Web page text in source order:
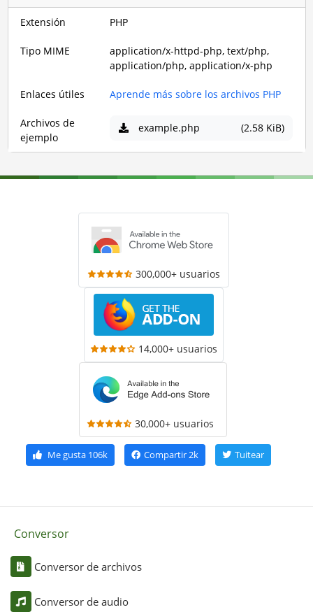
Extensión PHP
Tipo MIME
application/x-httpd-php, text/php,
application/php, application/x-php
Enlaces útiles Aprende más sobre los archivos PHP
Archivos de
ejemplo
example.php (2.58 KiB)
300,000+ usuarios
14,000+ usuarios
30,000+ usuarios
Me gusta106k Compartir2k Tuitear
Conversor
Conversor de archivos
Conversor de audio